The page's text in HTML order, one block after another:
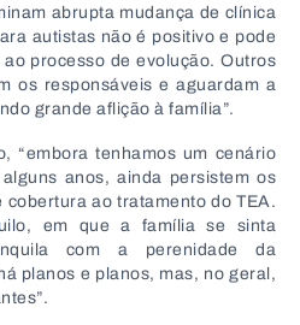
abrupta mudança de clínica
autistas não é positivo e pode
processo de evolução. Outros
os responsáveis e aguardam a
grande aflição à família”.
“embora tenhamos um cenário
anos, ainda persistem os
cobertura ao tratamento do TEA.
em que a família se sinta
com a perenidade da
planos e planos, mas, no geral,